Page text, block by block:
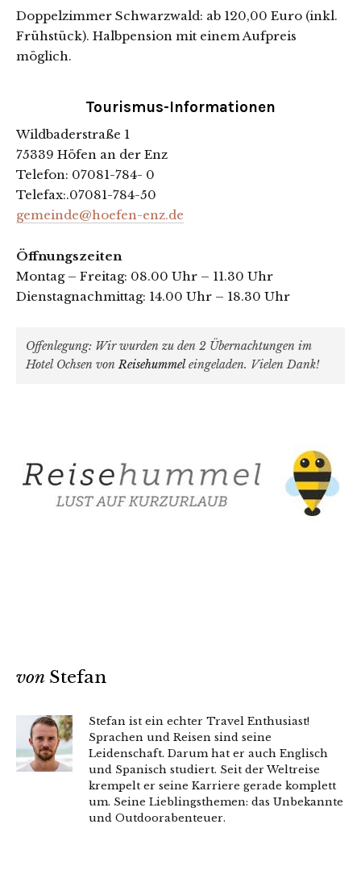
Doppelzimmer Schwarzwald: ab 120,00 Euro (inkl.
Frühstück). Halbpension mit einem Aufpreis
möglich.
Tourismus-Informationen
Wildbaderstraße 1
75339 Höfen an der Enz
Telefon: 07081-784- 0
Telefax:.07081-784-50
gemeinde@hoefen-enz.de
Öffnungszeiten
Montag – Freitag: 08.00 Uhr – 11.30 Uhr
Dienstagnachmittag: 14.00 Uhr – 18.30 Uhr
Offenlegung: Wir wurden zu den 2 Übernachtungen im
Hotel Ochsen vonReisehummeleingeladen. Vielen Dank!
von Stefan
Stefan ist ein echter Travel Enthusiast!
Sprachen und Reisen sind seine
Leidenschaft. Darum hat er auch Englisch
und Spanisch studiert. Seit der Weltreise
krempelt er seine Karriere gerade komplett
um. Seine Lieblingsthemen: das Unbekannte
und Outdoorabenteuer.